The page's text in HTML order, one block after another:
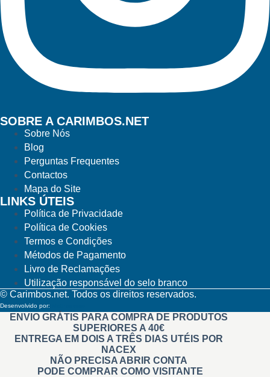
SOBRE A CARIMBOS.NET
Sobre Nós
Blog
Perguntas Frequentes
Contactos
Mapa do Site
LINKS ÚTEIS
Política de Privacidade
Política de Cookies
Termos e Condições
Métodos de Pagamento
Livro de Reclamações
Utilização responsável do selo branco
© Carimbos.net. Todos os direitos reservados.
Desenvolvido por:
ENVIO GRÁTIS PARA COMPRA DE PRODUTOS
SUPERIORES A 40€
ENTREGA EM DOIS A TRÊS DIAS UTÉIS POR
NACEX
NÃO PRECISA ABRIR CONTA
PODE COMPRAR COMO VISITANTE